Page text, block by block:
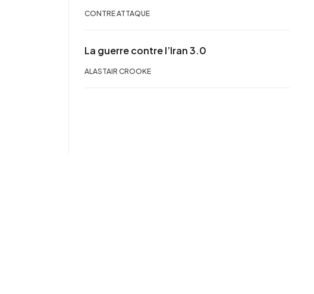
CONTRE ATTAQUE
La guerre contre l’Iran 3.0
ALASTAIR CROOKE